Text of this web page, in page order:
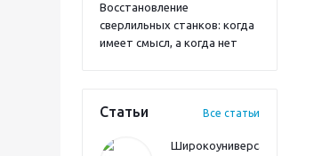
Восстановление
сверлильных станков: когда
имеет смысл, а когда нет
Статьи Все статьи
Широкоуниверсальный